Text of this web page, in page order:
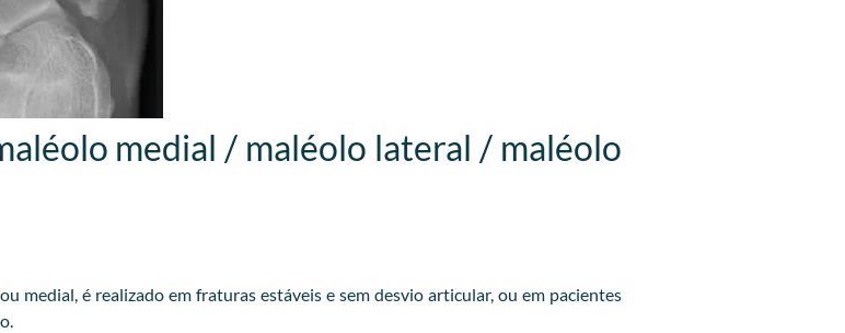
medial / maléolo lateral / maléolo
é realizado em fraturas estáveis e sem desvio articular, ou em pacientes